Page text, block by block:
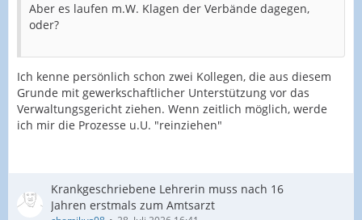
Aber es laufen m.W. Klagen der Verbände dagegen,
oder?
Ich kenne persönlich schon zwei Kollegen, die aus diesem
Grunde mit gewerkschaftlicher Unterstützung vor das
Verwaltungsgericht ziehen. Wenn zeitlich möglich, werde
ich mir die Prozesse u.U. "reinziehen"
Krankgeschriebene Lehrerin muss nach 16
Jahren erstmals zum Amtsarzt